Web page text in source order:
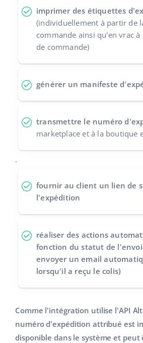
Calculateur de gains
Collaborations et partenaires
español (MX)
Français
polski
română
中文
imprimer des étiquettes
(individuellement à partir de
commande ainsi qu'en vrac
de commande)
générer un manifeste
transmettre le numéro
marketplace et à la boutique
.
fournir au client un lien de
l'expédition
réaliser des actions
fonction du statut de l'envoi
envoyer un email
lorsqu'il a reçu le colis)
Comme l'intégration utilise l'API
numéro d'expédition attribué est
disponible dans le système et